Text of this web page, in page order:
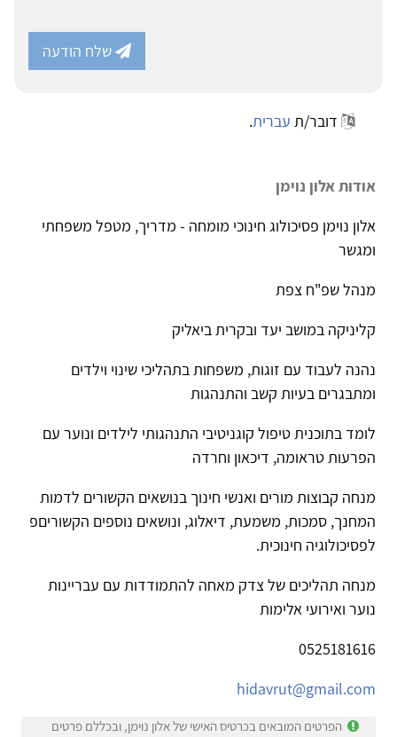
שלח הודעה
דובר/ת עברית.
אודות אלון נוימן
אלון נוימן פסיכולוג חינוכי מומחה - מדריך, מטפל משפחתי
ומגשר
מנהל שפ"ח צפת
קליניקה במושב יעד ובקרית ביאליק
נהנה לעבוד עם זוגות, משפחות בתהליכי שינוי וילדים
ומתבגרים בעיות קשב והתנהגות
לומד בתוכנית טיפול קוגניטיבי התנהגותי לילדים ונוער עם
הפרעות טראומה, דיכאון וחרדה
מנחה קבוצות מורים ואנשי חינוך בנושאים הקשורים לדמות
המחנך, סמכות, משמעת, דיאלוג, ונושאים נוספים הקשוריםפ
לפסיכולוגיה חינוכית.
מנחה תהליכים של צדק מאחה להתמודדות עם עבריינות
נוער ואירועי אלימות
0525181616
hidavrut@gmail.com
הפרטים המובאים בכרטיס האישי של אלון נוימן, ובכללם פרטים